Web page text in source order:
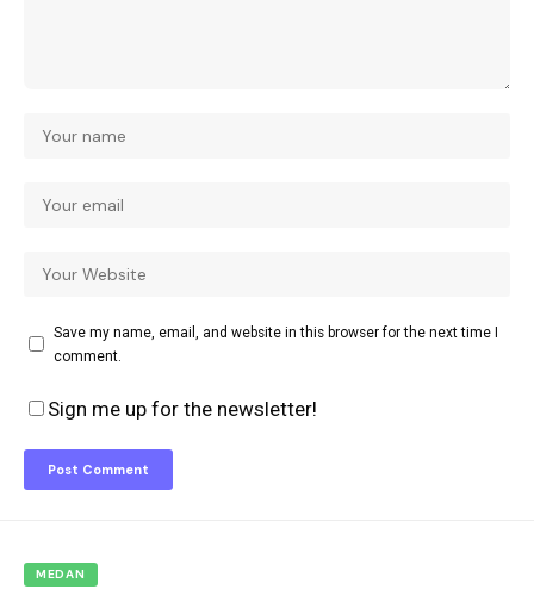
Save my name, email, and website in this browser for the next time I
comment.
Sign me up for the newsletter!
MEDAN